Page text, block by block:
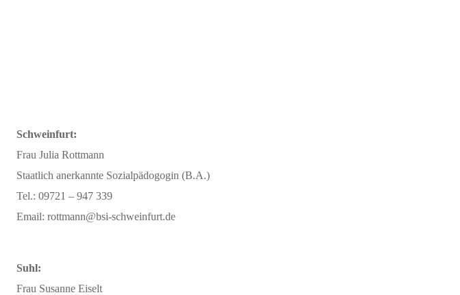
Schweinfurt:
Frau Julia Rottmann
Staatlich anerkannte Sozialpädogogin (B.A.)
Tel.: 09721 – 947 339
Email: rottmann@bsi-schweinfurt.de
Suhl:
Frau Susanne Eiselt